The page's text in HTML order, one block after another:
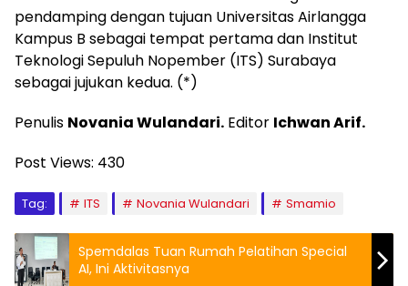
pendamping dengan tujuan Universitas Airlangga
Kampus B sebagai tempat pertama dan Institut
Teknologi Sepuluh Nopember (ITS) Surabaya
sebagai jujukan kedua. (*)
Penulis Novania Wulandari. Editor Ichwan Arif.
Post Views: 430
Tag: ITS Novania Wulandari Smamio
Spemdalas Tuan Rumah Pelatihan Special
AI, Ini Aktivitasnya